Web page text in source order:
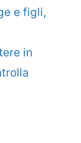
e figli,
in